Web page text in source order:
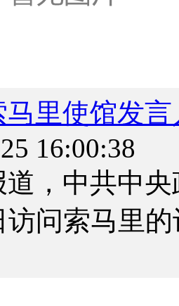
里使馆发
16:00:38
，中共中
访问索马里